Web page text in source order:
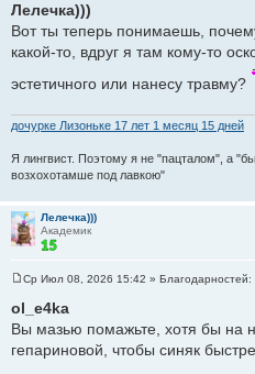
о
б
е
и
Лелечка)))
Вот ты теперь понимаешь,
какой-то, вдруг я там кому-то
эстетичного или нанесу травму?
дочурке Лизоньке 17 лет 1 месяц 15 дней
Я лингвист. Поэтому я не "пацталом", а
возхохотамше под лавкою"
Лелечка)))
Академик
о
о
б
е
Ср Июл 08, 2026 15:42 » Благодарностей:
ol_e4ka
Вы мазью помажьте, хотя бы на
гепариновой, чтобы синяк